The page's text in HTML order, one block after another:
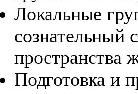
Локальные
сознательный
пространства
Подготовка и